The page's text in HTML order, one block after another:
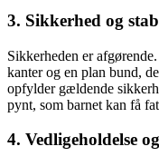
3. Sikkerhed og
Sikkerheden er
kanter og en plan bund,
opfylder gældende
pynt, som barnet kan få
4. Vedligeholdelse